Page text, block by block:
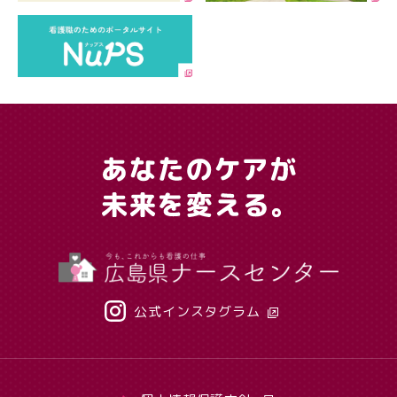
公式インスタグラム